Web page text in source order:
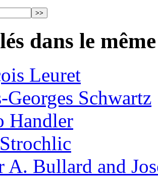
dans le
Leuret
Georges Schwartz
Handler
A. Bullard and